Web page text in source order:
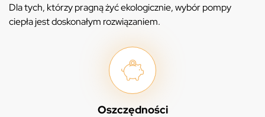
Dla tych, którzy pragną żyć ekologicznie, wybór pompy
ciepła jest doskonałym rozwiązaniem.
Oszczędności